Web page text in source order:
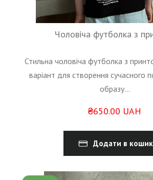
Чоловіча футболка з
Стильна чоловіча футболка з
варіант для створення сучасного
образу...
₴650.00 UAH
Додати в кошик